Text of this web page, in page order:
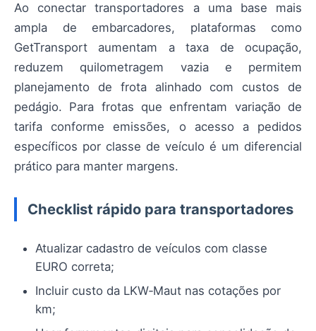
Ao conectar transportadores a uma base mais
ampla de embarcadores, plataformas como
GetTransport aumentam a taxa de ocupação,
reduzem quilometragem vazia e permitem
planejamento de frota alinhado com custos de
pedágio. Para frotas que enfrentam variação de
tarifa conforme emissões, o acesso a pedidos
específicos por classe de veículo é um diferencial
prático para manter margens.
Checklist rápido para transportadores
Atualizar cadastro de veículos com classe
EURO correta;
Incluir custo da LKW‑Maut nas cotações por
km;